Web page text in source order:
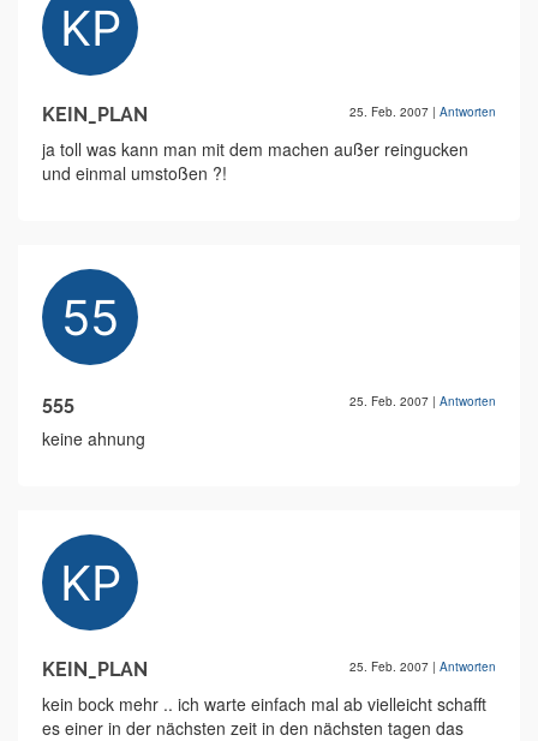
KEIN_PLAN 25. Feb. 2007 | Antworten
ja toll was kann man mit dem machen außer reingucken
und einmal umstoßen ?!
555 25. Feb. 2007 | Antworten
keine ahnung
KEIN_PLAN 25. Feb. 2007 | Antworten
kein bock mehr .. ich warte einfach mal ab vielleicht schafft
es einer in der nächsten zeit in den nächsten tagen das